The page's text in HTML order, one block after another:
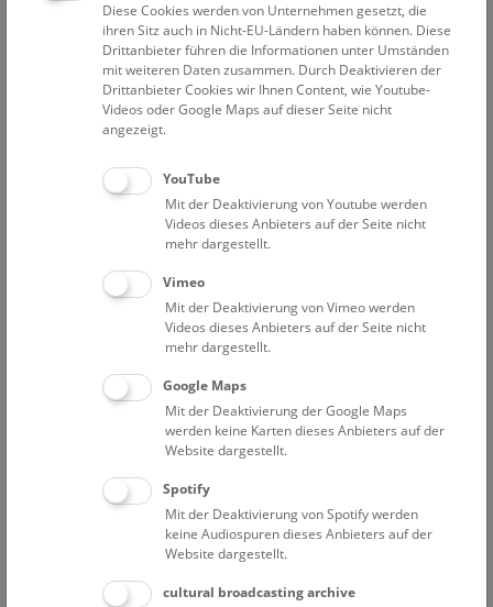
Ongoing projects
01.01.2025 – 31.12.2025 „Invasive und heimische
Parasiten im Wandel der Zeit: Eine Spurensuche in
jahrhundertealten Fischdärmen
No.: H527410/2024
09.08.2023 – 31.10.2025„Aus den Archiven zum
angewandten Artenschutz: Biodiversitätsmonitoring
der Coregonen in Österreich“
NextGenerationEU and Biodiversitätsfond des
Bunderministerium für Klimaschutz, Umwelt, Energie,
Innovation und Technologie; No.: C321080
https://coregonus.at/
01.01.2023 – 31.12.2024Similar life cycle, similar
ecology, overlapping ranges: Comparative
phylogeography of three fish parasites in Central
; Awarded to Susanne Reier byNetwork of
Biological Systematics Austria (NOBIS)
career researchers
Diese Cookies werden von Unternehmen gesetzt, die
ihren Sitz auch in Nicht-EU-Ländern haben können. Diese
Drittanbieter führen die Informationen unter Umständen
mit weiteren Daten zusammen. Durch Deaktivieren der
Drittanbieter Cookies wir Ihnen Content, wie Youtube-
Videos oder Google Maps auf dieser Seite nicht
angezeigt.
YouTube
Mit der Deaktivierung von Youtube werden
Videos dieses Anbieters auf der Seite nicht
mehr dargestellt.
Vimeo
Mit der Deaktivierung von Vimeo werden
Videos dieses Anbieters auf der Seite nicht
mehr dargestellt.
Google Maps
Mit der Deaktivierung der Google Maps
werden keine Karten dieses Anbieters auf der
Website dargestellt.
Spotify
Mit der Deaktivierung von Spotify werden
keine Audiospuren dieses Anbieters auf der
Website dargestellt.
cultural broadcasting archive